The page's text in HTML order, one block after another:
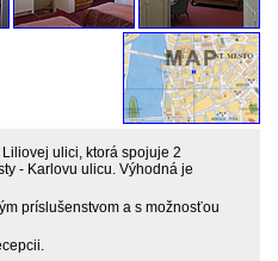
ulici, ktorá spojuje 2
- Karlovu ulicu. Výhodná je
príslušenstvom a s možnosťou